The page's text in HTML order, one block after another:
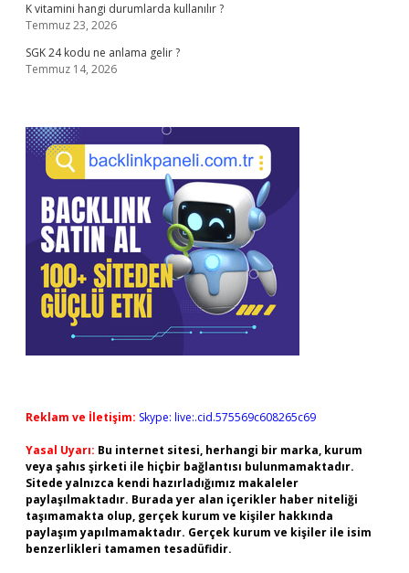
K vitamini hangi durumlarda kullanılır ?
Temmuz 23, 2026
SGK 24 kodu ne anlama gelir ?
Temmuz 14, 2026
Reklam ve İletişim: Skype: live:.cid.575569c608265c69
Yasal Uyarı: Bu internet sitesi, herhangi bir marka, kurum
veya şahıs şirketi ile hiçbir bağlantısı bulunmamaktadır.
Sitede yalnızca kendi hazırladığımız makaleler
paylaşılmaktadır. Burada yer alan içerikler haber niteliği
taşımamakta olup, gerçek kurum ve kişiler hakkında
paylaşım yapılmamaktadır. Gerçek kurum ve kişiler ile isim
benzerlikleri tamamen tesadüfidir.